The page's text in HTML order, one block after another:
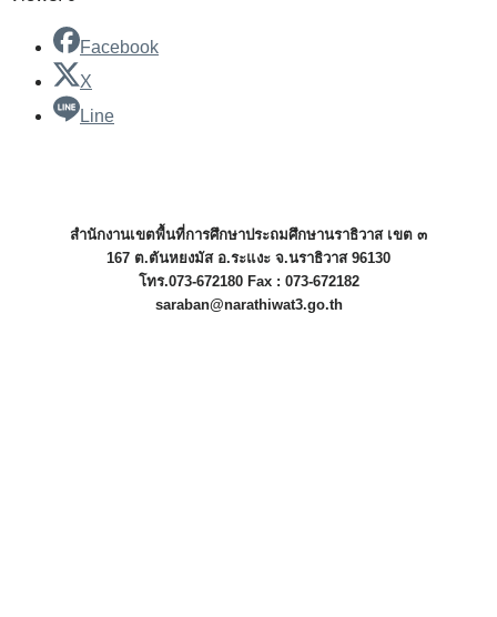
Facebook
X
Line
สำนักงานเขตพื้นที่การศึกษาประถมศึกษานราธิวาส เขต ๓
167 ต.ตันหยงมัส อ.ระแงะ จ.นราธิวาส 96130
โทร.073-672180 Fax : 073-672182
saraban@narathiwat3.go.th